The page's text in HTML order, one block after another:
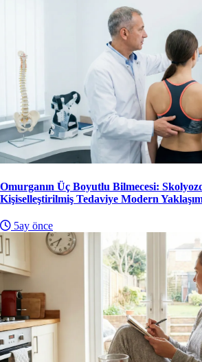
Omurganın Üç Boyutlu Bilmecesi:
Kişiselleştirilmiş Tedaviye Modern
5ay önce